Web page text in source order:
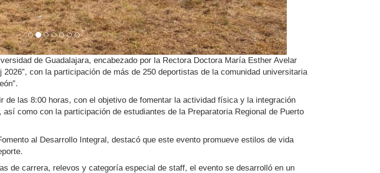
de Guadalajara, encabezado por la Rectora Doctora María Esther Avelar
con la participación de más de 250 deportistas de la comunidad universitaria
de las 8:00 horas, con el objetivo de fomentar la actividad física y la integración
como con la participación de estudiantes de la Preparatoria Regional de Puerto
al Desarrollo Integral, destacó que este evento promueve estilos de vida
de carrera, relevos y categoría especial de staff, el evento se desarrolló en un